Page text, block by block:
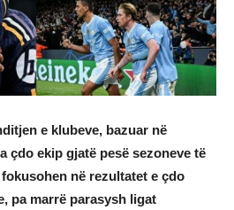
e klubeve, bazuar në
çdo ekip gjatë pesë sezoneve të
në rezultatet e çdo
pa marrë parasysh ligat